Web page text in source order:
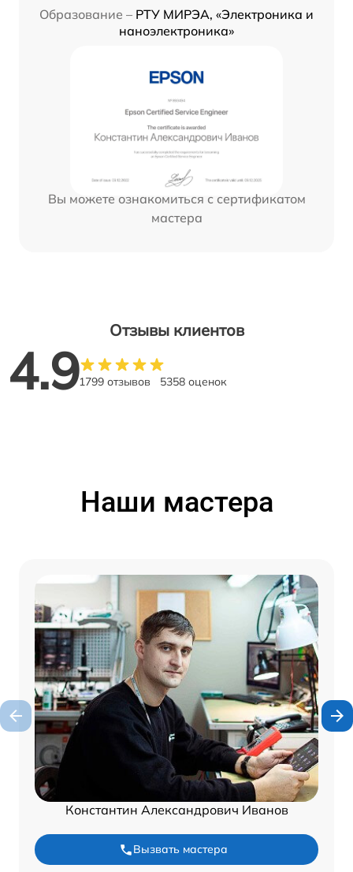
Образование – РТУ МИРЭА, «Электроника и
наноэлектроника»
Вы можете ознакомиться с сертификатом
мастера
Отзывы клиентов
4.91799 отзывов 5358 оценок
Наши мастера
Константин Александрович Иванов
Вызвать мастера